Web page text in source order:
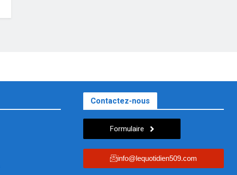
Contactez-nous
Formulaire
info@lequotidien509.com